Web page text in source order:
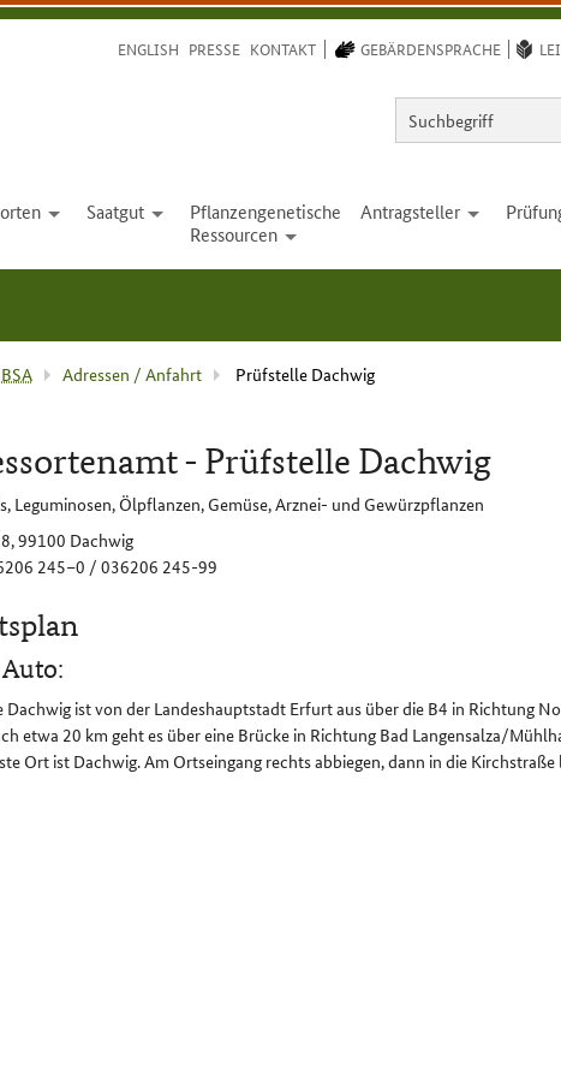
ENGLISH PRESSE KONTAKT GEBÄRDENSPRACHE
Suchbegriff
open Saatgut open Pflanzengenetische
Ressourcen open
Antrag­steller open
BSA Adressen / Anfahrt Prüfstelle Dachwig
- Prüfstelle Dachwig
Leguminosen, Ölpflanzen, Gemüse, Arznei- und Gewürzpflanzen
99100 Dachwig
245–0 / 036206 245-99
Dachwig ist von der Landeshauptstadt Erfurt aus über die B4 in Richtung
etwa 20 km geht es über eine Brücke in Richtung Bad Langensalza/
Ort ist Dachwig. Am Ortseingang rechts abbiegen, dann in die Kirchstraße